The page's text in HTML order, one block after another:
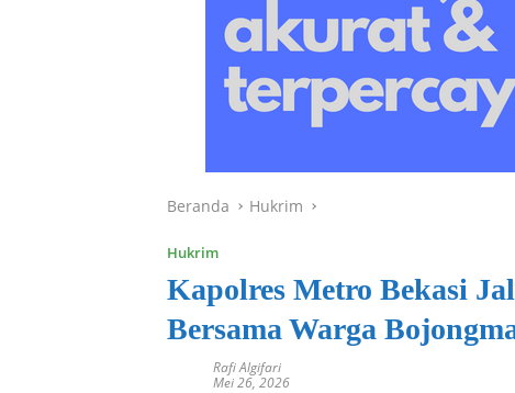
Beranda Hukrim
Hukrim
Kapolres Metro Bekasi
Bersama Warga
Rafi Algifari
Mei 26, 2026